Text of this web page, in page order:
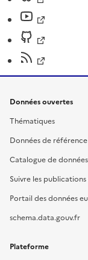
Données ouvertes
Thématiques
Données de référence
Catalogue de données
Suivre les
Portail des données
schema.data.gouv.fr
Plateforme